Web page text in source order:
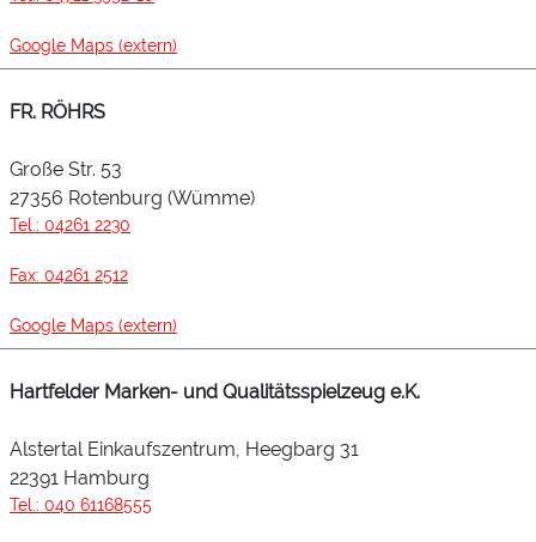
Google Maps (extern)
FR. RÖHRS
Große Str. 53
27356 Rotenburg (Wümme)
Tel.: 04261 2230
Fax: 04261 2512
Google Maps (extern)
Hartfelder Marken- und Qualitätsspielzeug e.K.
Alstertal Einkaufszentrum, Heegbarg 31
22391 Hamburg
Tel.: 040 61168555